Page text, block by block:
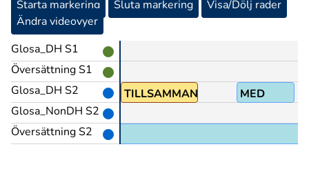
Starta markering Sluta markering
Visa/Dölj rader
Ändra videovyer
Glosa_DH S1
Översättning S1
Glosa_DH S2
Glosa_NonDH S2
Översättning S2
TILLSAMMANS MED